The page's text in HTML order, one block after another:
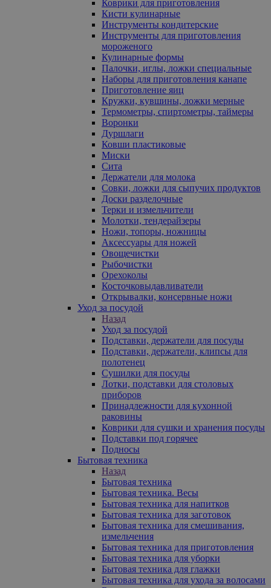
Коврики для приготовления
Кисти кулинарные
Инструменты кондитерские
Инструменты для приготовления
мороженого
Кулинарные формы
Палочки, иглы, ложки специальные
Наборы для приготовления канапе
Приготовление яиц
Кружки, кувшины, ложки мерные
Термометры, спиртометры, таймеры
Воронки
Дуршлаги
Ковши пластиковые
Миски
Сита
Держатели для молока
Совки, ложки для сыпучих продуктов
Доски разделочные
Терки и измельчители
Молотки, тендерайзеры
Ножи, топоры, ножницы
Аксессуары для ножей
Овощечистки
Рыбочистки
Орехоколы
Косточковыдавливатели
Открывалки, консервные ножи
Уход за посудой
Назад
Уход за посудой
Подставки, держатели для посуды
Подставки, держатели, клипсы для
полотенец
Сушилки для посуды
Лотки, подставки для столовых
приборов
Принадлежности для кухонной
раковины
Коврики для сушки и хранения посуды
Подставки под горячее
Подносы
Бытовая техника
Назад
Бытовая техника
Бытовая техника. Весы
Бытовая техника для напитков
Бытовая техника для заготовок
Бытовая техника для смешивания,
измельчения
Бытовая техника для приготовления
Бытовая техника для уборки
Бытовая техника для глажки
Бытовая техника для ухода за волосами